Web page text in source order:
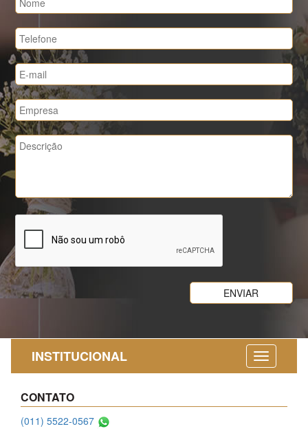
INSTITUCIONAL
CONTATO
(011) 5522-0567